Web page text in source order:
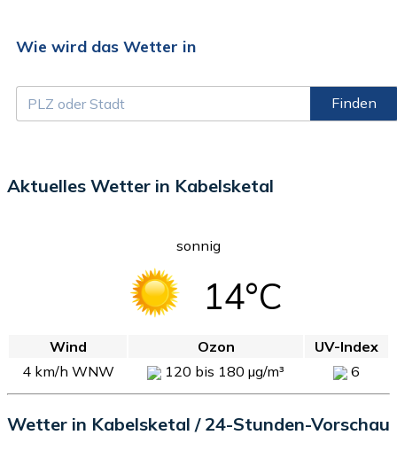
Wie wird das Wetter in
Finden
Aktuelles Wetter in Kabelsketal
sonnig
14°C
Wind Ozon
UV-Index
4 km/h WNW
120 bis 180 µg/m³ 6
Wetter in Kabelsketal / 24-Stunden-Vorschau